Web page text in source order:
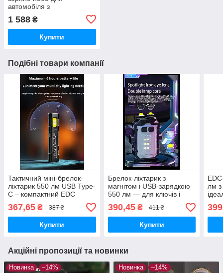
автомобіля з
1 588 ₴
Купити
Подібні товари компанії
Тактичний міні-брелок-
ліхтарик 550 лм USB Type-
C – компактний EDC
367,65 ₴ 387 ₴
Купити
Брелок-ліхтарик з
магнітом і USB-зарядкою
550 лм — для ключів і
спорядження
390,45₴ 411 ₴
Купити
лм з
399
Акційні пропозиції та новинки
Новинка
–14%
Новинка
–14%